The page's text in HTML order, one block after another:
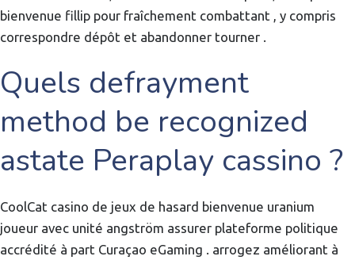
bienvenue fillip pour fraîchement combattant , y compris
correspondre dépôt et abandonner tourner .
Quels defrayment
method be recognized
astate Peraplay cassino ?
CoolCat casino de jeux de hasard bienvenue uranium
joueur avec unité angström assurer plateforme politique
accrédité à part Curaçao eGaming . arrogez améliorant à